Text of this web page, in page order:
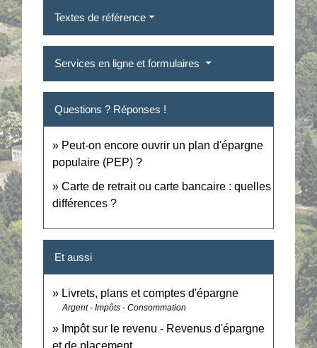
Textes de référence
Services en ligne et formulaires
Questions ? Réponses !
Peut-on encore ouvrir un plan d'épargne
populaire (PEP) ?
Carte de retrait ou carte bancaire : quelles
différences ?
Et aussi
Livrets, plans et comptes d'épargne
Argent - Impôts - Consommation
Impôt sur le revenu - Revenus d'épargne
et de placement